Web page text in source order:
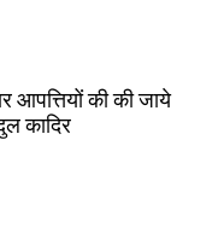
आपत्तियों की की जाये
कादिर